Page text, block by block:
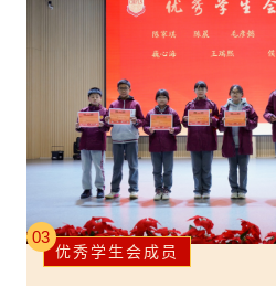
03
优秀学生会成员